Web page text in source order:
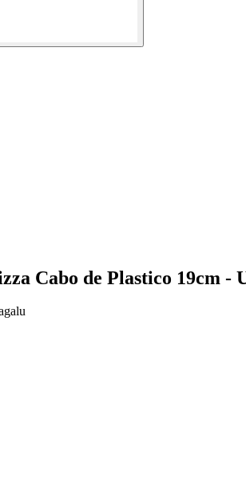
Cabo de Plastico 19cm -